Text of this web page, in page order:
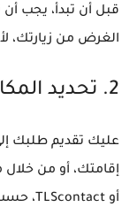
قبل أن تبدأ، يجب أن
الغرض من زيارتك،
2. تحديد المكان المناسب لتقديم الطلب
عليك تقديم طلبك
إقامتك، أو من خلال
أو TLScontact ،